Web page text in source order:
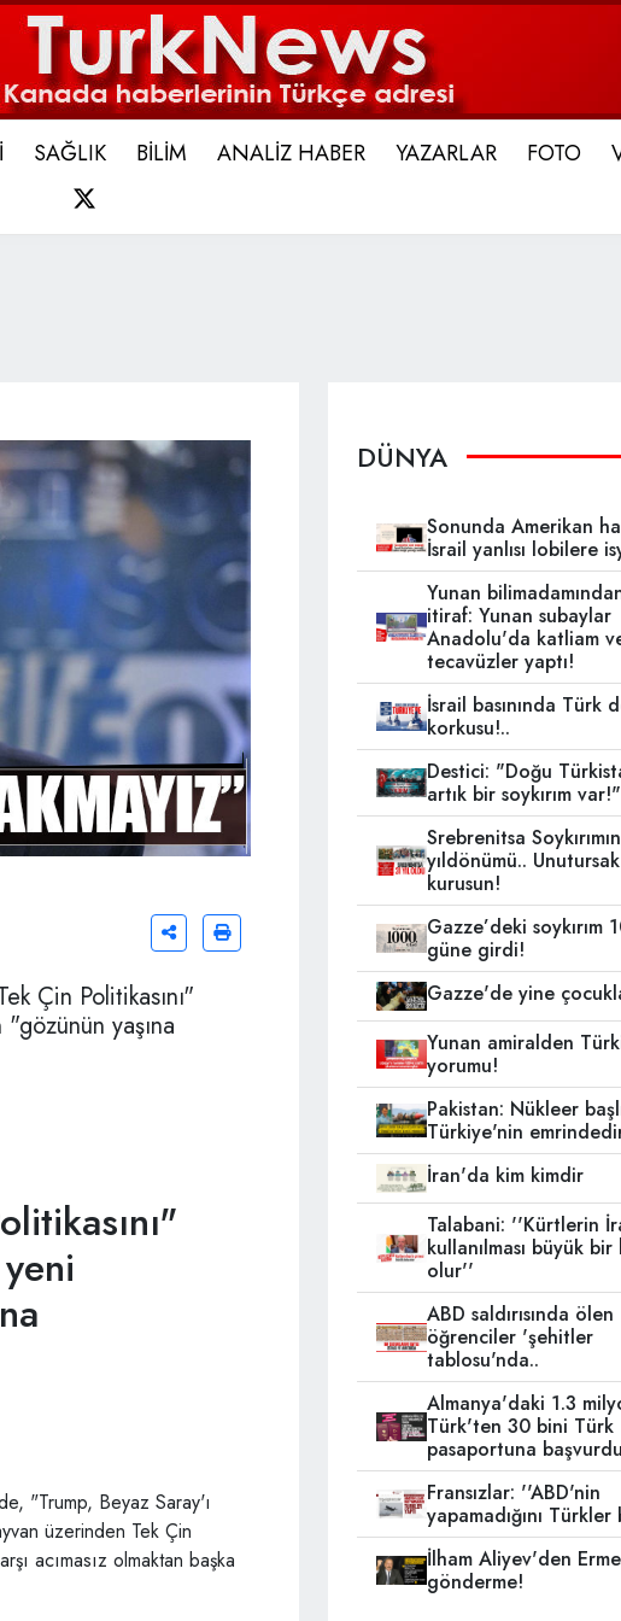
SAĞLIK BİLİM ANALİZ HABER YAZARLAR FOTO
Çin Politikasını"
yaşına
"Trump, Beyaz Saray'ı
üzerinden Tek Çin
acımasız olmaktan başka
DÜNYA
Sonunda Amerikan
İsrail yanlısı lobilere
Yunan
itiraf: Yunan subaylar
Anadolu'da katliam
tecavüzler yaptı!
İsrail basınında Türk
korkusu!..
Destici: "Doğu
artık bir soykırım var!"
Srebrenitsa
yıldönümü.. Unutursak
kurusun!
Gazze’deki soykırım
güne girdi!
Gazze'de yine
Yunan amiralden
yorumu!
Pakistan: Nükleer
Türkiye'nin
İran'da kim kimdir
Talabani: ''Kürtlerin
kullanılması büyük
olur''
ABD saldırısında ölen
öğrenciler 'şehitler
tablosu'nda..
Almanya'daki 1.3
Türk'ten 30 bini Türk
pasaportuna başvurdu
Fransızlar: ''ABD'nin
yapamadığını
İlham Aliyev'den
gönderme!